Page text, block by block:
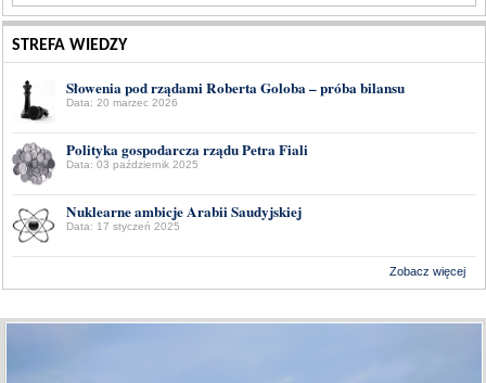
STREFA WIEDZY
Słowenia pod rządami Roberta Goloba – próba bilansu
Data: 20 marzec 2026
Polityka gospodarcza rządu Petra Fiali
Data: 03 październik 2025
Nuklearne ambicje Arabii Saudyjskiej
Data: 17 styczeń 2025
Zobacz więcej